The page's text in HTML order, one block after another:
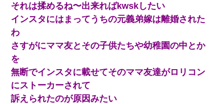
旦那の元カノをSNSで探して写真を保存して顔面評価スレで写真
を晒してた。ほとんどがブスという評価の中で二人ほど意外に好
評価で苦々しく思った
昨日37歳のおばさんと行為したんだけどめちゃくちゃだった
妊娠中に「おいこのブタ女！てめー席譲れ！」と絡まれ腹を殴る
真似された。泣きながら夫に話すと一年後に…
それは揉めるね〜出来ればkwskしたい
インスタにはまってうちの元義弟嫁は離婚された
わ
さすがにママ友とその子供たちや幼稚園の中とか
を
無断でインスタに載せてそのママ友達がロリコン
にストーカーされて
訴えられたのが原因みたい